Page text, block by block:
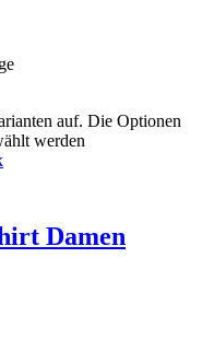
auf. Die Optionen
werden
Damen